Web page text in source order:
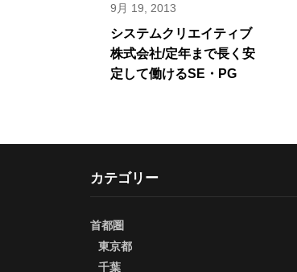
9月 19, 2013
システムクリエイティブ
株式会社/定年まで長く安
定して働けるSE・PG
カテゴリー
首都圏
東京都
千葉